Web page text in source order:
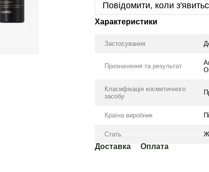
Повідомити, коли
Характеристики
Застосування
Призначення та результат
Класифікація косметичного
засобу
Країна виробник
Стать
Доставка Оплата